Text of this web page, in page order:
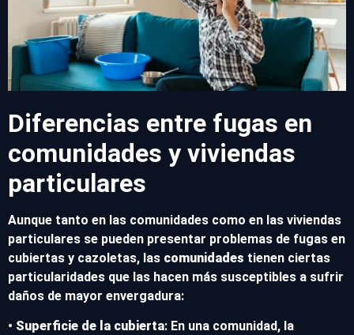
Diferencias entre fugas en
comunidades y viviendas
particulares
Aunque tanto en las comunidades como en las viviendas
particulares se pueden presentar problemas de fugas en
cubiertas y cazoletas, las comunidades tienen ciertas
particularidades que las hacen más susceptibles a sufrir
daños de mayor envergadura:
• Superficie de la cubierta: En una comunidad, la